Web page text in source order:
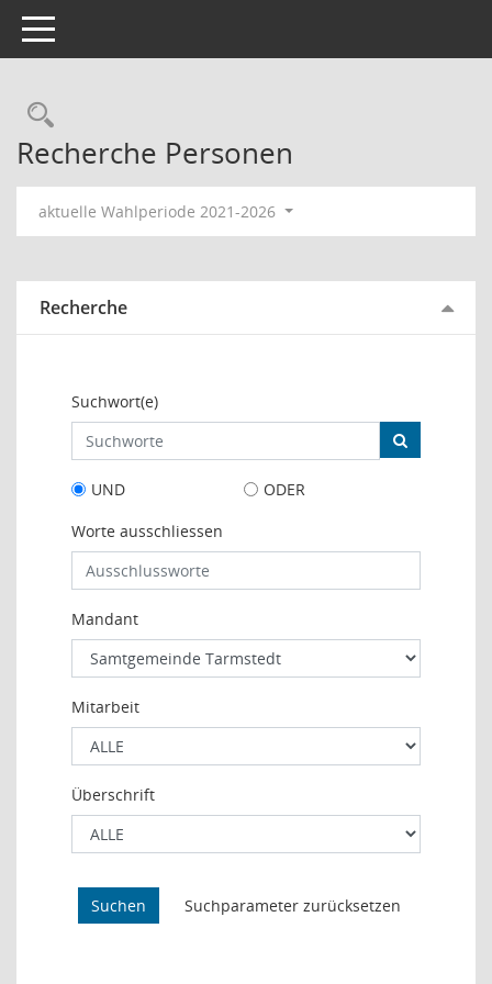
Toggle navigation
Rechercheauswahl
Recherche Personen
aktuelle Wahlperiode 2021-2026
Recherche
Suchwort(e)
UND
ODER
Worte ausschliessen
Mandant
Mitarbeit
Überschrift